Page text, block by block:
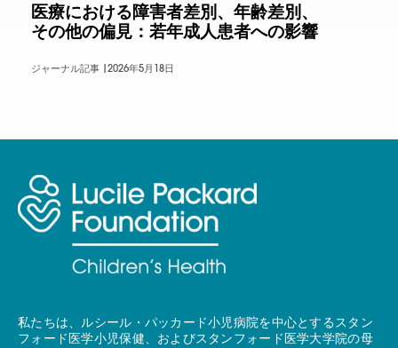
医療における障害者差別、年齢差別、
その他の偏見：若年成人患者への影響
ジャーナル記事 | 2026年5月18日
私たちは、ルシール・パッカード小児病院を中心とするスタン
フォード医学小児保健、およびスタンフォード医学大学院の母